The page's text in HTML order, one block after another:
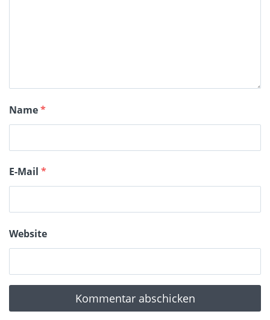
Name*
E-Mail *
Website